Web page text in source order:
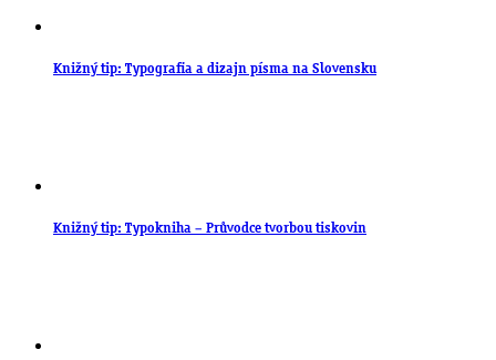
Knižný tip: Typografia a dizajn písma na Slovensku
Knižný tip: Typokniha – Průvodce tvorbou tiskovin